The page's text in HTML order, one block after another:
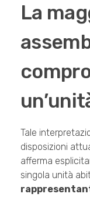
La
Tale
disposizioni
afferma
singola unità